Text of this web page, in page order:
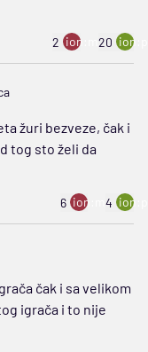
2 ion:minus
20
žuri bezveze, čak i
tog sto želi da
6 ion:minus
4
čak i sa velikom
igrača i to nije